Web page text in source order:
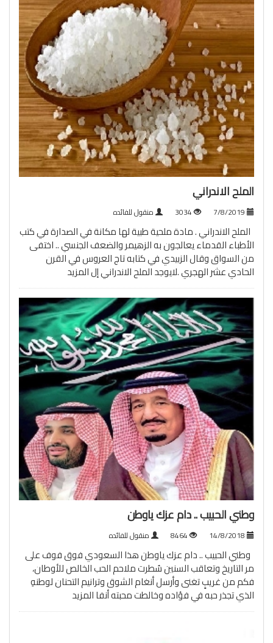
الملح الاندراني
3034 منقول للفائده
الملح الاندراني . مادة ملحية طبية لها مكانة في الصدارة في كتب
الأطباء القدماء يعالجون به الزهيمر والضعف الجنسي .. اختفى
من السواق وقال الزبيدي في كتابه تاج العروس في القرن
الحادي عشر الهجري .لايوجد الملح الاندراني إلالمزيد
وطني الحبيب .. دام عزك ياوطن
8464 منقول للفائده
وطني الحبيب .. دام عزك ياوطن هذا السعودي فوق فوف على
مر التاريخ وتعاقب السنين سُطرت ملاحم الحب الخالص للأوطان،
فكم من غريبٍ تغنى وأرسل أنغام الشوق وترانيم التحنان لوطنهِ
الذي تجذر حبه في فؤاده وخالطت محبته أنفاالمزيد